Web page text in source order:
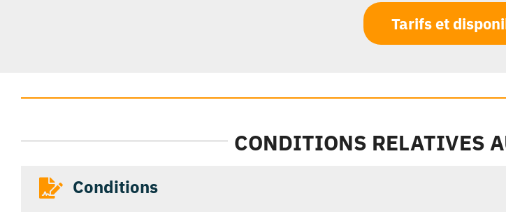
Tarifs et
CONDITIONS RELATIVES
Conditions